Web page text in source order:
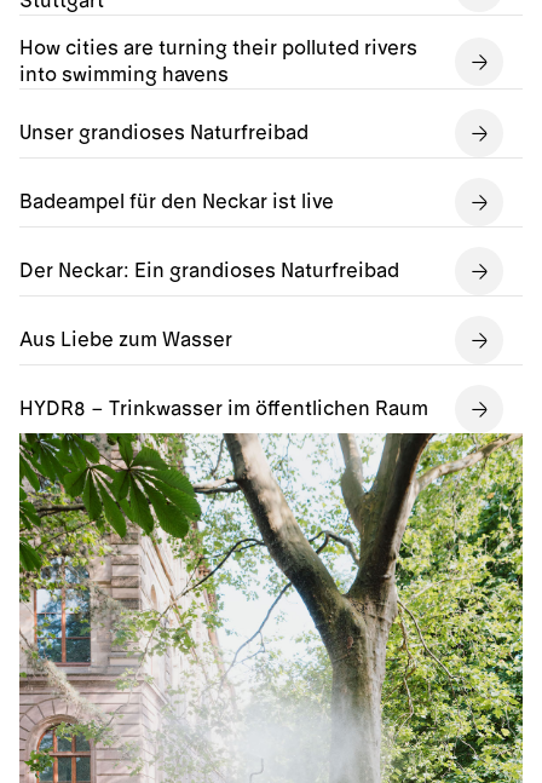
How cities are turning their polluted rivers
into swimming havens
Unser grandioses Naturfreibad
Badeampel für den Neckar ist live
Der Neckar: Ein grandioses Naturfreibad
Aus Liebe zum Wasser
HYDR8 – Trinkwasser im öffentlichen Raum